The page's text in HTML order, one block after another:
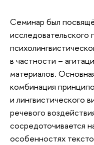
Семинар был
исследовательского
в частности –
материалов.
комбинация
и лингвистического
речевого
сосредоточивается
особенностях